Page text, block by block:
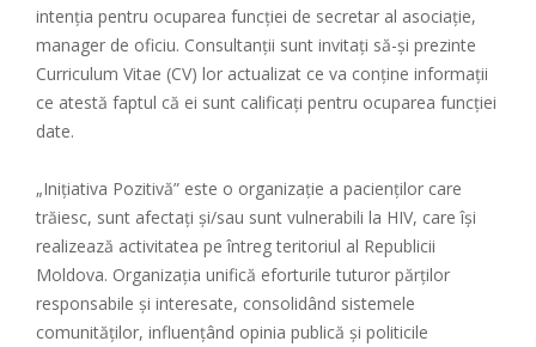
intenția pentru ocuparea funcției de secretar al asociație,
manager de oficiu. Consultanții sunt invitați să-și prezinte
Curriculum Vitae (CV) lor actualizat ce va conține informații
ce atestă faptul că ei sunt calificați pentru ocuparea funcției
date.
„Inițiativa Pozitivă” este o organizație a pacienților care
trăiesc, sunt afectați și/sau sunt vulnerabili la HIV, care își
realizează activitatea pe întreg teritoriul al Republicii
Moldova. Organizația unifică eforturile tuturor părților
responsabile și interesate, consolidând sistemele
comunităților, influențând opinia publică și politicile